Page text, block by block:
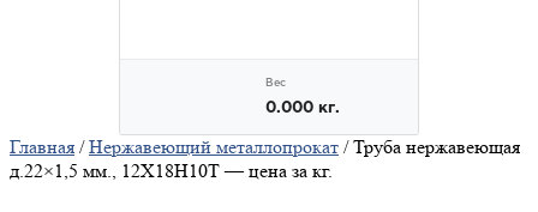
Главная /Нержавеющий металлопрокат / Труба нержавеющая
д.22×1,5 мм., 12Х18Н10Т — цена за кг.